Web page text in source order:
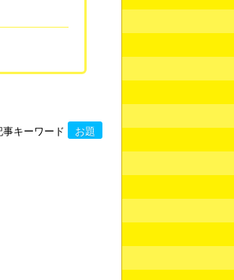
事キーワード お題